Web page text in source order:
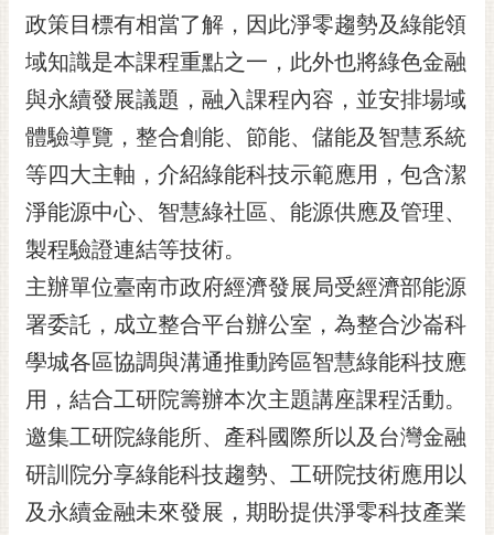
訂
閱
RSS
訂
閱
子
報
市
民
信
箱
English
日
本
語
政策目標有相當了解，因此淨零趨勢及綠能領
域知識是本課程重點之一，此外也將綠色金融
與永續發展議題，融入課程內容，並安排場域
體驗導覽，整合創能、節能、儲能及智慧系統
等四大主軸，介紹綠能科技示範應用，包含潔
淨能源中心、智慧綠社區、能源供應及管理、
製程驗證連結等技術。
主辦單位臺南市政府經濟發展局受經濟部能源
署委託，成立整合平台辦公室，為整合沙崙科
學城各區協調與溝通推動跨區智慧綠能科技應
用，結合工研院籌辦本次主題講座課程活動。
邀集工研院綠能所、產科國際所以及台灣金融
研訓院分享綠能科技趨勢、工研院技術應用以
及永續金融未來發展，期盼提供淨零科技產業